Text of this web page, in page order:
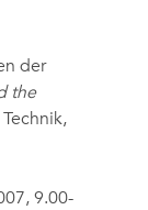
der
the
9.00-